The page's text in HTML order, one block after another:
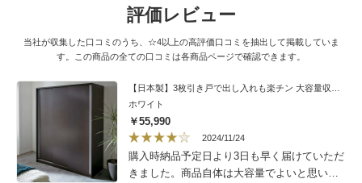
評価レビュー
当社が収集した口コミのうち、☆4以上の高評価口コミを抽出して掲載していま
す。この商品の全ての口コミは各商品ページで確認できます。
ホワイト
￥55,990
2024/11/24
購入時納品予定日より3日も早く届けていただ
きました。商品自体は大容量でよいと思いま